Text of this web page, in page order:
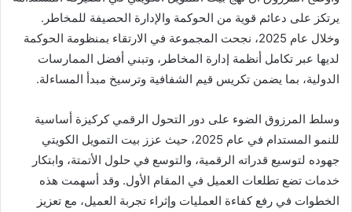
يرتكز على دعائم قوية من الحوكمة والإدارة الحصيفة للمخاطر.
وخلال عام 2025، نجحت المجموعة في الارتقاء بمنظومة الحوكمة
لديها عبر تكامل أنظمة إدارة المخاطر، وتبني أفضل الممارسات
الدولية، بما يضمن تكريس قيم الشفافية وترسيخ مبدأ المساءلة.
وسلط المرزوق الضوء على دور التحول الرقمي كركيزة أساسية
للنمو المستدام في عام 2025، حيث عزز بيت التمويل الكويتي
جهوده لتوسيع قدراته الرقمية، والتوسع في حلول الأتمتة، وابتكار
خدمات تضع تطلعات العميل في المقام الأول. وقد أسهمت هذه
الخطوات في رفع كفاءة العمليات وإثراء تجربة العميل، مع تعزيز